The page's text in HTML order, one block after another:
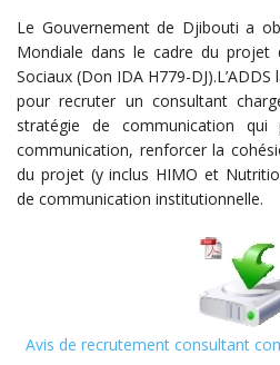
Le Gouvernement de Djibouti a
Mondiale dans le cadre du projet
Sociaux (Don IDA H779-
pour recruter un consultant
stratégie de communication
communication, renforcer la
du projet (y inclus HIMO et
de communication institutionnelle.
Avis de recrutement consultant